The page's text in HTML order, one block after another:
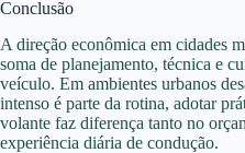
Conclusão
A direção econômica em cidades
soma de planejamento, técnica e
veículo. Em ambientes urbanos
intenso é parte da rotina, adotar
volante faz diferença tanto no
experiência diária de condução.